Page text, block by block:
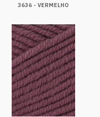
3636 - VERMELHO